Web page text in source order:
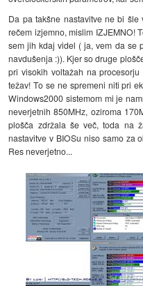
Da pa takšne nastavitve ne bi
rečem izjemno, mislim IZJEMNO!
sem jih kdaj videl ( ja, vem da se
navdušenja :)). Kjer so druge
pri visokih voltažah na
težav! To se ne spremeni niti pri
Windows2000 sistemom mi je
neverjetnih 850MHz, oziroma
plošča zdržala še več, toda na
nastavitve v BIOSu niso samo za
Res neverjetno...